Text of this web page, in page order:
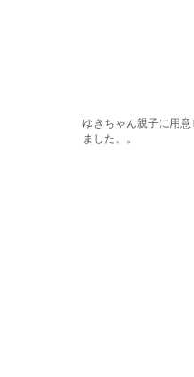
ゆきちゃん親子に用
ました、。